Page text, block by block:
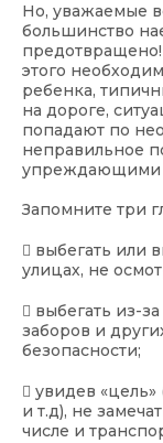
Но, уважаемые
большинство
этого
ребенка,
на дороге,
попадают по
неправильное
упреждающими
Запомните три
​ выбегать или
улицах, не
​ выбегать из-
заборов и
безопасности;
​ увидев «цель»
и т.д), не
числе и